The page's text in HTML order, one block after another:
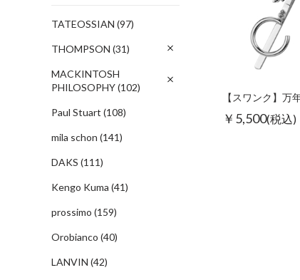
TATEOSSIAN (97)
THOMPSON (31)
MACKINTOSH
PHILOSOPHY(102)
Paul Stuart (108)
mila schon (141)
DAKS (111)
Kengo Kuma (41)
prossimo (159)
Orobianco (40)
LANVIN (42)
￥5,500(税込)